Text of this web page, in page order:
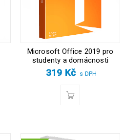
Microsoft Office 2019 pro
studenty a domácnosti
319 Kč s DPH